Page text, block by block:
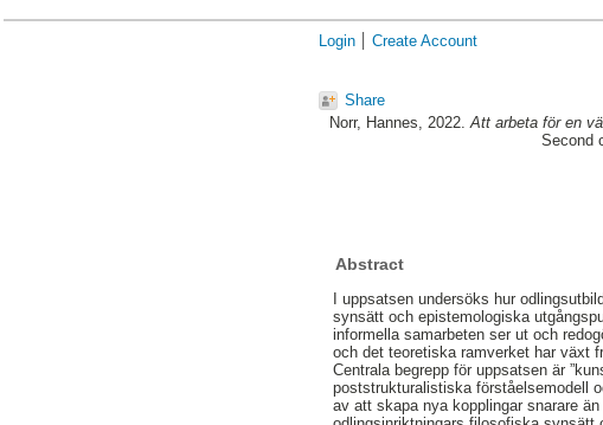
Login Create Account
Share
Norr, Hannes, 2022.Att arbeta för en
Second
Abstract
I uppsatsen undersöks hur
synsätt och epistemologiska
informella samarbeten ser ut och
och det teoretiska ramverket har växt
Centrala begrepp för uppsatsen är
poststrukturalistiska förståelsemodell
av att skapa nya kopplingar snarare